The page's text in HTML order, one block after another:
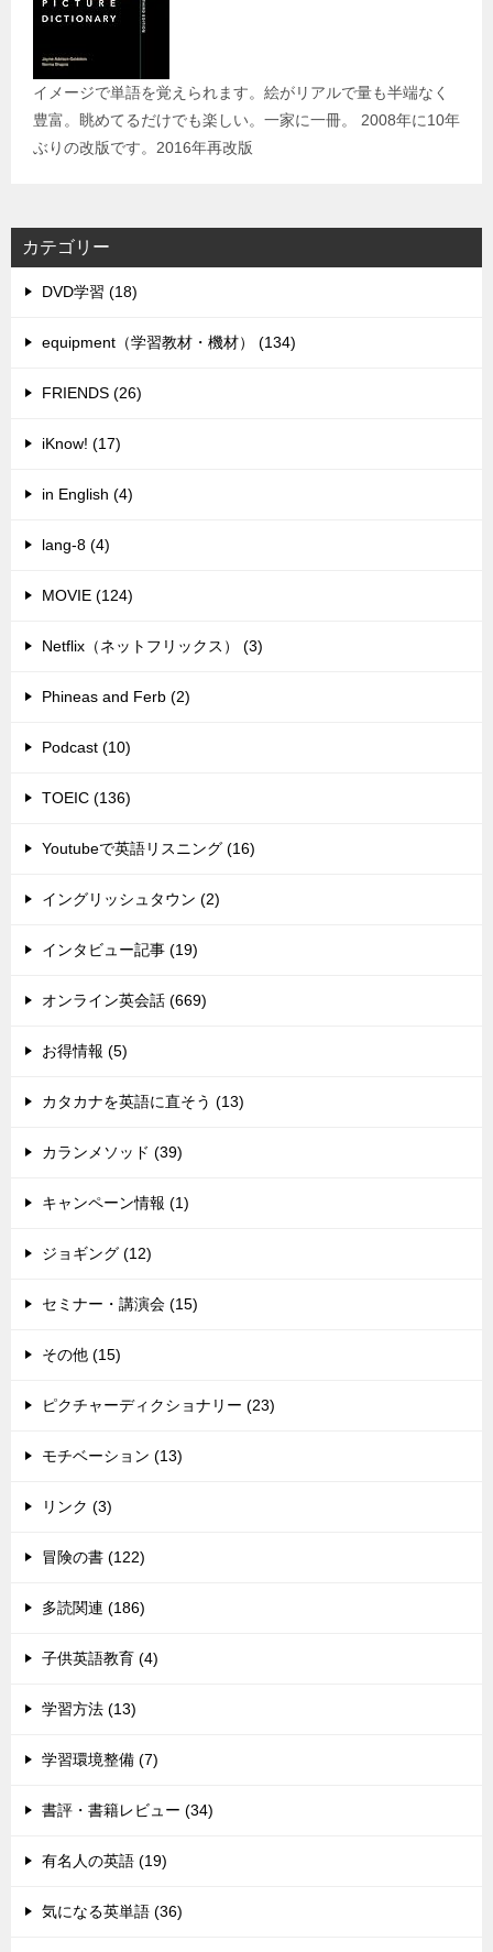
イメージで単語を覚えられます。絵がリアルで量も半端なく
豊富。眺めてるだけでも楽しい。一家に一冊。 2008年に10年
ぶりの改版です。2016年再改版
カテゴリー
DVD学習 (18)
equipment（学習教材・機材） (134)
FRIENDS (26)
iKnow! (17)
in English (4)
lang-8 (4)
MOVIE (124)
Netflix（ネットフリックス） (3)
Phineas and Ferb (2)
Podcast (10)
TOEIC (136)
Youtubeで英語リスニング (16)
イングリッシュタウン (2)
インタビュー記事 (19)
オンライン英会話 (669)
お得情報 (5)
カタカナを英語に直そう (13)
カランメソッド (39)
キャンペーン情報 (1)
ジョギング (12)
セミナー・講演会 (15)
その他 (15)
ピクチャーディクショナリー (23)
モチベーション (13)
リンク (3)
冒険の書 (122)
多読関連 (186)
子供英語教育 (4)
学習方法 (13)
学習環境整備 (7)
書評・書籍レビュー (34)
有名人の英語 (19)
気になる英単語 (36)